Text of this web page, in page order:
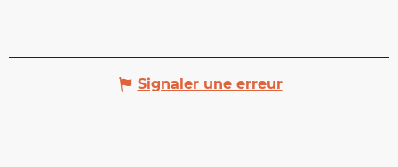
Signaler une erreur